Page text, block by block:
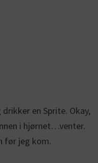
en Sprite. Okay,
i hjørnet…venter.
før jeg kom.